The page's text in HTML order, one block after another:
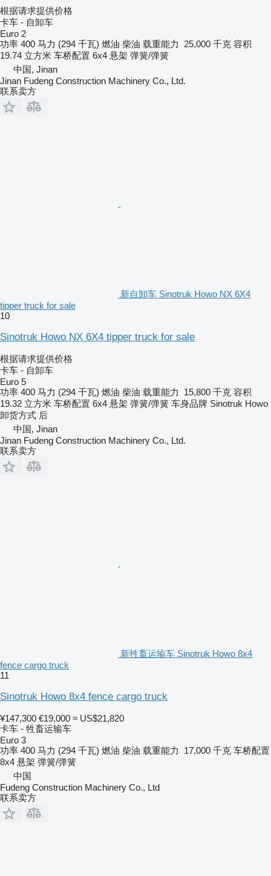
根据请求提供价格
卡车 - 自卸车
Euro 2
功率 400 马力 (294 千瓦) 燃油 柴油 载重能力 25,000 千克 容积
19.74 立方米 车桥配置 6x4 悬架 弹簧/弹簧
中国, Jinan
Jinan Fudeng Construction Machinery Co., Ltd.
联系卖方
新自卸车 Sinotruk Howo NX 6X4
tipper truck for sale
10
Sinotruk Howo NX 6X4 tipper truck for sale
根据请求提供价格
卡车 - 自卸车
Euro 5
功率 400 马力 (294 千瓦) 燃油 柴油 载重能力 15,800 千克 容积
19.32 立方米 车桥配置 6x4 悬架 弹簧/弹簧 车身品牌 Sinotruk Howo
卸货方式 后
中国, Jinan
Jinan Fudeng Construction Machinery Co., Ltd.
联系卖方
新牲畜运输车 Sinotruk Howo 8x4
fence cargo truck
11
Sinotruk Howo 8x4 fence cargo truck
¥147,300 €19,000 ≈ US$21,820
卡车 - 牲畜运输车
Euro 3
功率 400 马力 (294 千瓦) 燃油 柴油 载重能力 17,000 千克 车桥配置
8x4 悬架 弹簧/弹簧
中国
Fudeng Construction Machinery Co., Ltd
联系卖方